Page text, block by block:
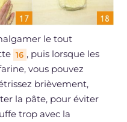
le tout
16 , puis lorsque les
vous pouvez
brièvement,
la pâte, pour éviter
trop avec la